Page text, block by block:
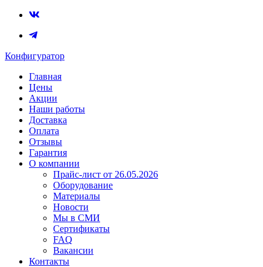
Конфигуратор
Главная
Цены
Акции
Наши работы
Доставка
Оплата
Отзывы
Гарантия
О компании
Прайс-лист от 26.05.2026
Оборудование
Материалы
Новости
Мы в СМИ
Сертификаты
FAQ
Вакансии
Контакты